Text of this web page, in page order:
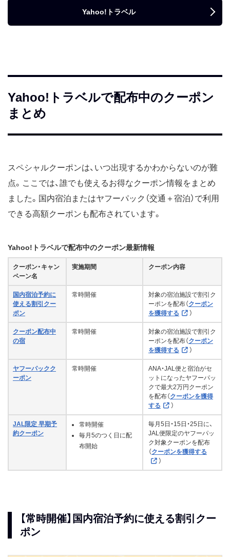
Yahoo!トラベル
Yahoo!トラベルで配布中のクーポン
まとめ
スペシャルクーポンは、いつ出現するかわからないのが難
点。ここでは、誰でも使えるお得なクーポン情報をまとめ
ました。国内宿泊またはヤフーパック（交通＋宿泊）で利用
できる高額クーポンも配布されています。
Yahoo!トラベルで配布中のクーポン最新情報
クーポン・キャン
ペーン名
実施期間 クーポン内容
国内宿泊予約に
使える割引クー
ポン
常時開催
対象の宿泊施設で割引ク
ーポンを配布（クーポン
を獲得する
）
クーポン配布中
の宿
常時開催
対象の宿泊施設で割引ク
ーポンを配布（クーポン
を獲得する
）
ヤフーパックク
ーポン
常時開催
ANA・JAL便と宿泊がセ
ットになったヤフーパッ
クで最大2万円クーポン
を配布（クーポンを獲得
する
）
JAL限定 早期予
約クーポン
常時開催
毎月5のつく日に配
布開始
毎月5日・15日・25日に、
JAL便限定のヤフーパッ
ク対象クーポンを配布
（クーポンを獲得する
）
【常時開催】国内宿泊予約に使える割引クー
ポン